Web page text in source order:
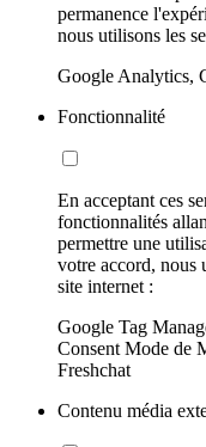
permanence
nous utilisons les
Google Analytics,
Fonctionnalité
En acceptant ces
fonctionnalités
permettre une
votre accord, nous
site internet :
Google Tag
Consent Mode de
Freshchat
Contenu média